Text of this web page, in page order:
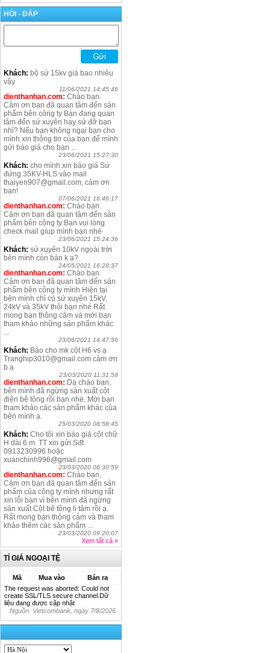
HỎI - ĐÁP
Khách: bộ sứ 15kv giá bao nhiêu
vậy
11/06/2021 14:45:46
dienthanhan.com: Chào bạn.
Cảm ơn bạn đã quan tâm đến sản
phẩm bên công ty Bạn đang quan
tâm đến sứ xuyên hay sứ đỡ bạn
nhỉ? Nếu bạn không ngại bạn cho
mình xin thông tin của bạn để mình
gửi báo giá cho bạn ...
23/06/2021 15:27:30
Khách: cho mình xin báo giá Sứ
đứng 35KV-HLS vào mail
thaiyen907@gmail.com, cảm ơn
bạn!
07/06/2021 16:46:17
dienthanhan.com: Chào bạn.
Cảm ơn bạn đã quan tâm đến sản
phẩm bên công ty Bạn vui lòng
check mail gíup mình bạn nhé
23/06/2021 15:24:36
Khách: sứ xuyên 10kV ngoài trời
bên mình còn bán k ạ?
24/05/2021 16:28:37
dienthanhan.com: Chào bạn.
Cảm ơn bạn đã quan tâm đến sản
phẩm bên công ty mình Hiện tại
bên mình chỉ có sứ xuyên 15kV,
24kV và 35kV thôi bạn nhé Rất
mong bạn thông cảm và mời bạn
tham khảo những sản phẩm khác
...
23/06/2021 14:47:56
Khách: Báo cho mk cột H6 vs ạ
Tranghip3010@gmail.com cảm ơn
b ạ
23/03/2020 11:31:58
dienthanhan.com: Dạ chào bạn,
bên mình đã ngừng sản xuất cột
điện bê tông rồi bạn nhé. Mời bạn
tham khảo các sản phẩm khác của
bên mình ạ.
25/03/2020 08:58:45
Khách: Cho tôi xin báo giá cột chữ
H dài 6 m. TT xin gửi Sđt
0913230996 hoặc
xuanchinh996@gmail.com
23/03/2020 06:30:59
dienthanhan.com: Chào bạn,
Cảm ơn bạn đã quan tâm đến sản
phẩm của công ty mình nhưng rất
xin lỗi bạn vì bên mình đã ngừng
sản xuất Cột bê tông li tâm rồi ạ.
Rất mong bạn thông cảm và tham
khảo thêm các sản phẩm ...
23/03/2020 09:20:07
Xem tất cả »
TỈ GIÁ NGOẠI TỆ
Mã Mua vào
Bán ra
The request was aborted: Could not
create SSL/TLS secure channel.Dữ
liệu đang được cập nhật
Nguồn: Vietcombank, ngày7/8/2026